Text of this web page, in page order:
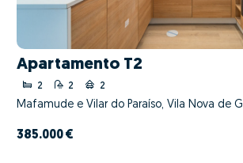
Apartamento T2
2 2 2
Mafamude e Vilar do Paraíso, Vila Nova de
385.000 €